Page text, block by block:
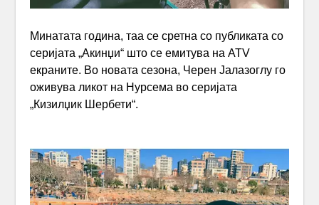
Минатата година, таа се сретна со публиката со
серијата „Акинџи“ што се емитува на ATV
екраните. Во новата сезона, Черен Јалазоглу го
оживува ликот на Нурсема во серијата
„Кизилџик Шербети“.